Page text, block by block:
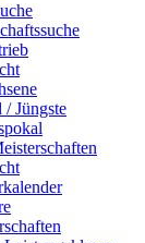
/ Jüngste